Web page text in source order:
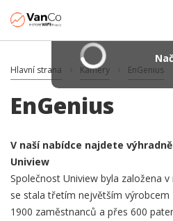
Hlavní strana Kamery EnGenius
EnGenius
V naší nabídce najdete
Uniview
Společnost Uniview byla založena
se stala třetím největším výrobcem
1900 zaměstnanců a přes 600